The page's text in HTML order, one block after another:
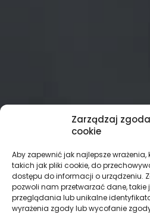
Zarządzaj
cookie
Aby zapewnić jak najlepsze
takich jak pliki cookie, do
dostępu do informacji o urządzeniu.
pozwoli nam przetwarzać dane,
przeglądania lub unikalne
wyrażenia zgody lub wycofanie